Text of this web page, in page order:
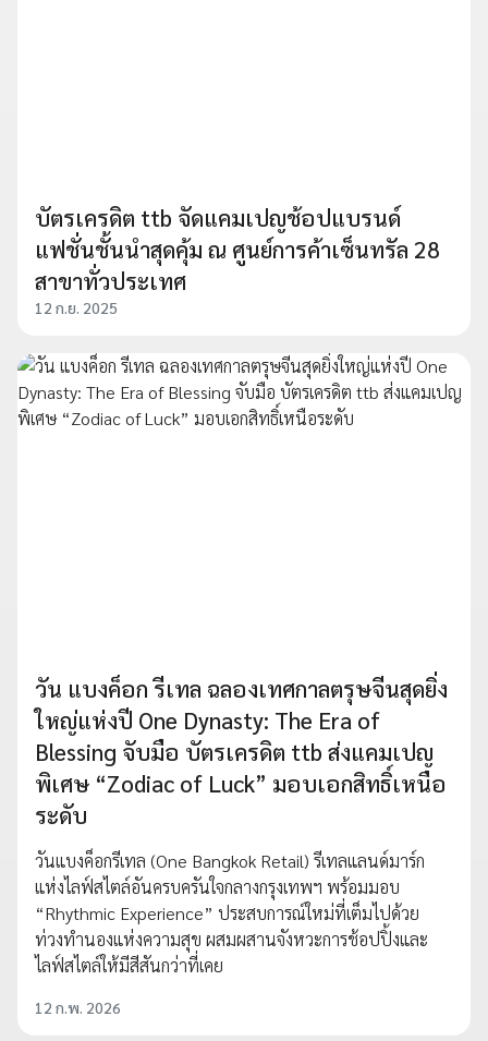
บัตรเครดิต ttb จัดแคมเปญช้อปแบรนด์
แฟชั่นชั้นนำสุดคุ้ม ณ ศูนย์การค้าเซ็นทรัล 28
สาขาทั่วประเทศ
12 ก.ย. 2025
วัน แบงค็อก รีเทล ฉลองเทศกาลตรุษจีนสุดยิ่ง
ใหญ่แห่งปี One Dynasty: The Era of
Blessing จับมือ บัตรเครดิต ttb ส่งแคมเปญ
พิเศษ “Zodiac of Luck” มอบเอกสิทธิ์เหนือ
ระดับ
วันแบงค็อกรีเทล (One Bangkok Retail) รีเทลแลนด์มาร์ก
แห่งไลฟ์สไตล์อันครบครันใจกลางกรุงเทพฯ พร้อมมอบ
“Rhythmic Experience” ประสบการณ์ใหม่ที่เต็มไปด้วย
ท่วงทำนองแห่งความสุข ผสมผสานจังหวะการช้อปปิ้งและ
ไลฟ์สไตล์ให้มีสีสันกว่าที่เคย
12 ก.พ. 2026